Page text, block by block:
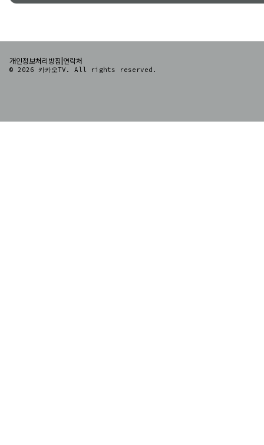
개인정보처리방침 연락처
© 2026 카카오TV. All rights reserved.